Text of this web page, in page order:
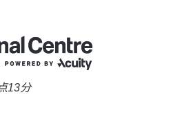
13分